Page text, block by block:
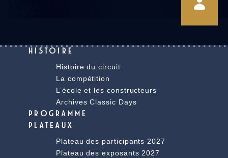
HISTOIRE
Histoire du circuit
La compétition
L’école et les constructeurs
Archives Classic Days
PROGRAMME
PLATEAUX
Plateau des participants 2027
Plateau des exposants 2027